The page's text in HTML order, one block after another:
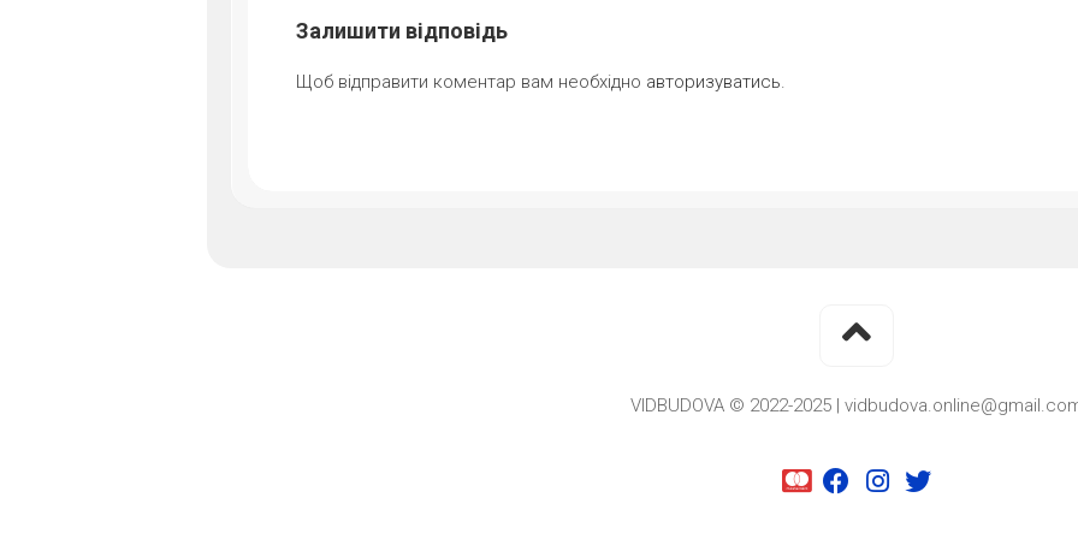
Залишити відповідь
Щоб відправити коментар вам необхідно авторизуватись.
VIDBUDOVA © 2022-2025 |